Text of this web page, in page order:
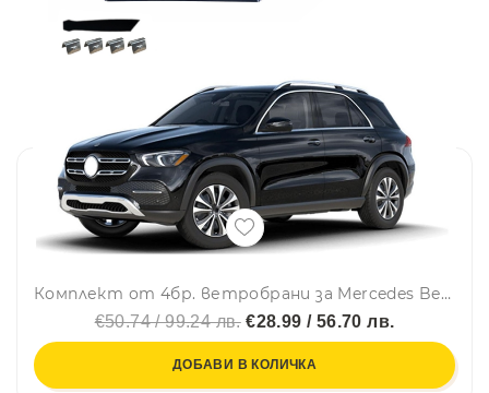
Комплект от 4бр. ветробрани за Mercedes Benz GLE V167 2020 - 2023
€50.74 / 99.24 лв.€28.99 / 56.70 лв.
ДОБАВИ В КОЛИЧКА